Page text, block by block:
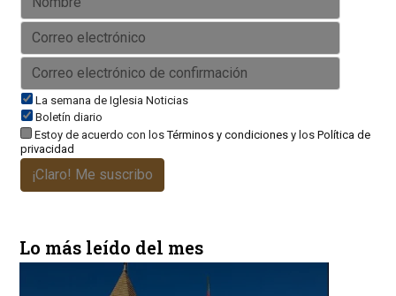
La semana de Iglesia Noticias
Boletín diario
Estoy de acuerdo con losTérminos y condicionesy los Política de
privacidad
¡Claro! Me suscribo
Lo más leído del mes